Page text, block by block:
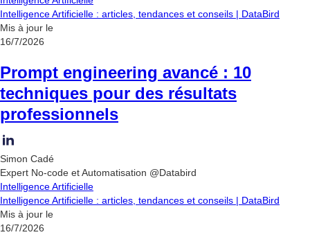
Intelligence Artificielle : articles, tendances et conseils | DataBird
Mis à jour le
16/7/2026
Prompt engineering avancé : 10
techniques pour des résultats
professionnels
Simon Cadé
Expert No-code et Automatisation @Databird
Intelligence Artificielle
Intelligence Artificielle : articles, tendances et conseils | DataBird
Mis à jour le
16/7/2026